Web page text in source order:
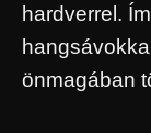
hardverrel.
önmagában